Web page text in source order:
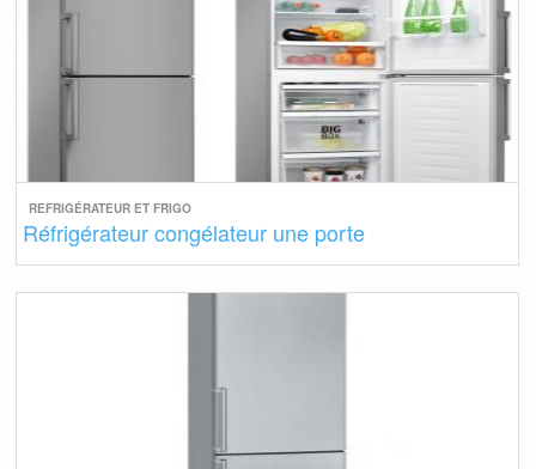
REFRIGÉRATEUR ET FRIGO
Réfrigérateur congélateur une porte